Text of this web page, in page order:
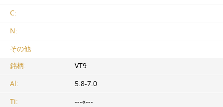
C:
N:
その他:
銘柄:
VT9
Al:
5.8-7.0
Ti:
---«---